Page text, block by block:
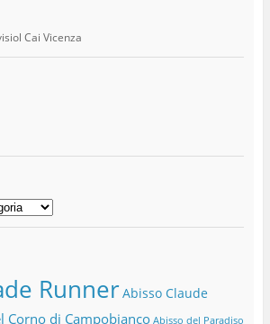
Cai Vicenza
RunnerAbisso Claude
Corno di Campobianco Abisso del Paradiso